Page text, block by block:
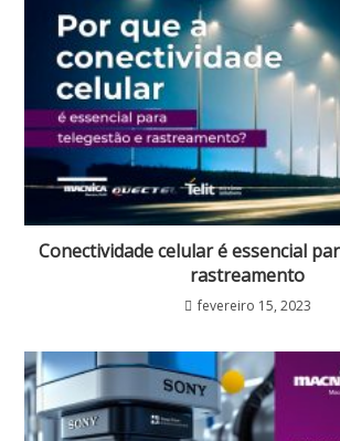
Conectividade celular é essencial
rastreamento
fevereiro 15, 2023